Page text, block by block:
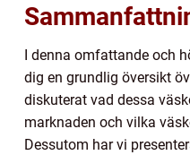
I denna omfattande och
dig en grundlig översikt
diskuterat vad dessa
marknaden och vilka
Dessutom har vi